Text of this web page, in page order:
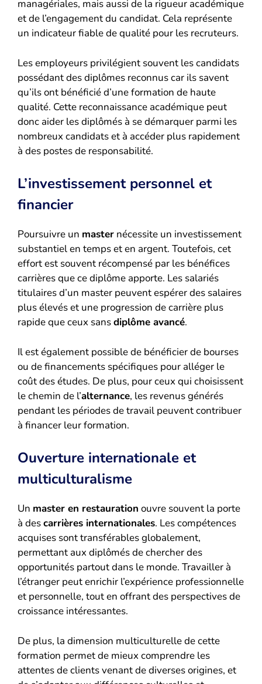
managériales, mais aussi de la rigueur académique
et de l’engagement du candidat. Cela représente
un indicateur fiable de qualité pour les recruteurs.
Les employeurs privilégient souvent les candidats
possédant des diplômes reconnus car ils savent
qu’ils ont bénéficié d’une formation de haute
qualité. Cette reconnaissance académique peut
donc aider les diplômés à se démarquer parmi les
nombreux candidats et à accéder plus rapidement
à des postes de responsabilité.
L’investissement personnel et
financier
Poursuivre un master nécessite un investissement
substantiel en temps et en argent. Toutefois, cet
effort est souvent récompensé par les bénéfices
carrières que ce diplôme apporte. Les salariés
titulaires d’un master peuvent espérer des salaires
plus élevés et une progression de carrière plus
rapide que ceux sansdiplôme avancé.
Il est également possible de bénéficier de bourses
ou de financements spécifiques pour alléger le
coût des études. De plus, pour ceux qui choisissent
le chemin de l’alternance, les revenus générés
pendant les périodes de travail peuvent contribuer
à financer leur formation.
Ouverture internationale et
multiculturalisme
Un master en restauration ouvre souvent la porte
à descarrières internationales. Les compétences
acquises sont transférables globalement,
permettant aux diplômés de chercher des
opportunités partout dans le monde. Travailler à
l’étranger peut enrichir l’expérience professionnelle
et personnelle, tout en offrant des perspectives de
croissance intéressantes.
De plus, la dimension multiculturelle de cette
formation permet de mieux comprendre les
attentes de clients venant de diverses origines, et